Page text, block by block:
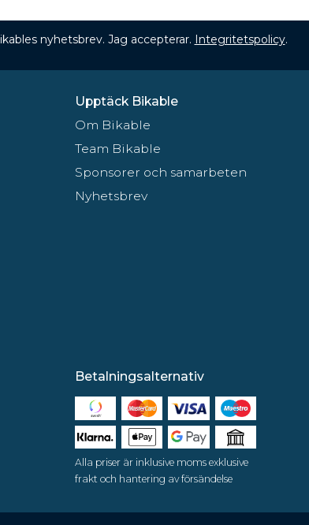
nyhetsbrev. Jag accepterar. Integritetspolicy.
Upptäck Bikable
Om Bikable
Team Bikable
Sponsorer och samarbeten
Nyhetsbrev
Betalningsalternativ
Alla priser är inklusive moms exklusive
frakt och hantering av försändelse